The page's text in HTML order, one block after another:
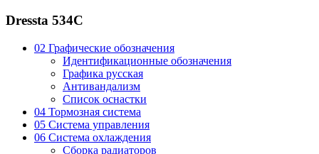
Dressta 534C
02 Графические обозначения
Идентификационные обозначения
Графика русская
Антивандализм
Список оснастки
04 Тормозная система
05 Система управления
06 Система охлаждения
Сборка радиаторов